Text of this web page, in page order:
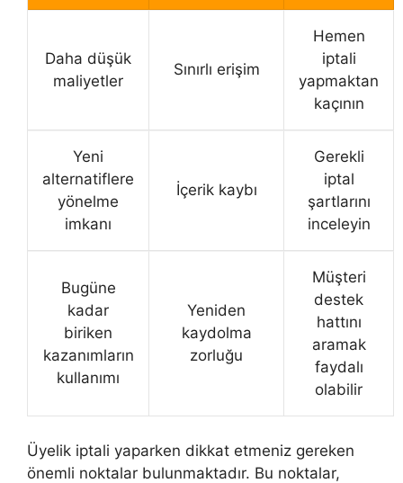
Daha düşük
maliyetler
Sınırlı erişim
Hemen
iptali
yapmaktan
kaçının
Yeni
alternatiflere
yönelme
imkanı
İçerik kaybı
Gerekli
iptal
şartlarını
inceleyin
Bugüne
kadar
biriken
kazanımların
kullanımı
Yeniden
kaydolma
zorluğu
Müşteri
destek
hattını
aramak
faydalı
olabilir
Üyelik iptali yaparken dikkat etmeniz gereken
önemli noktalar bulunmaktadır. Bu noktalar,